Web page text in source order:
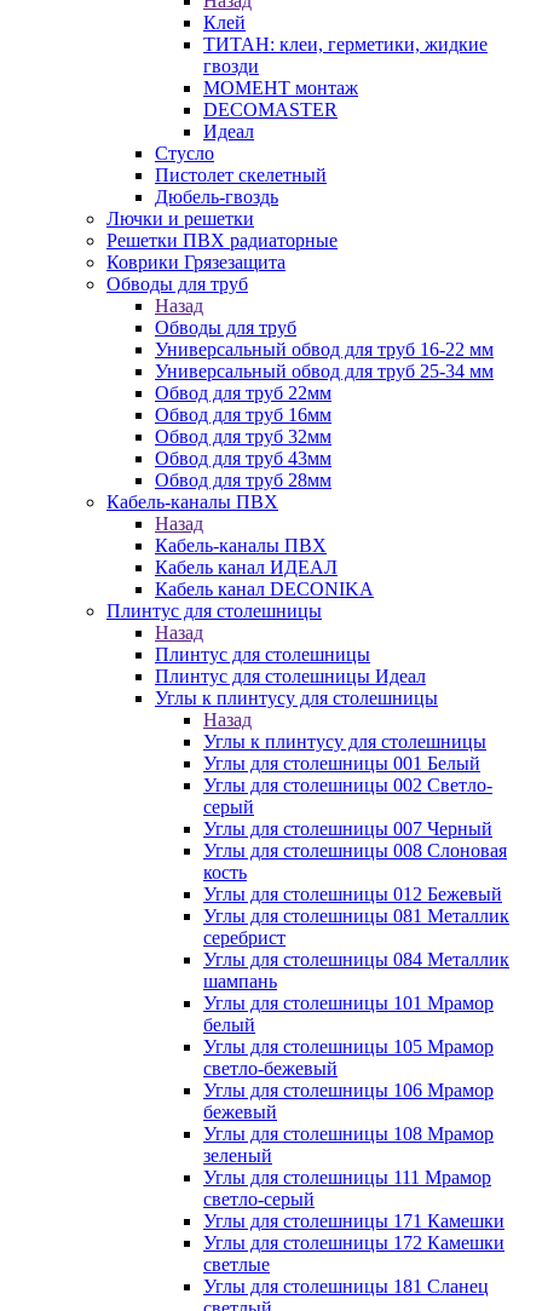
Клей
ТИТАН: клеи, герметики, жидкие
гвозди
МОМЕНТ монтаж
DECOMASTER
Идеал
Стусло
Пистолет скелетный
Дюбель-гвоздь
Лючки и решетки
Решетки ПВХ радиаторные
Коврики Грязезащита
Обводы для труб
Назад
Обводы для труб
Универсальный обвод для труб 16-22 мм
Универсальный обвод для труб 25-34 мм
Обвод для труб 22мм
Обвод для труб 16мм
Обвод для труб 32мм
Обвод для труб 43мм
Обвод для труб 28мм
Кабель-каналы ПВХ
Назад
Кабель-каналы ПВХ
Кабель канал ИДЕАЛ
Кабель канал DECONIKA
Плинтус для столешницы
Назад
Плинтус для столешницы
Плинтус для столешницы Идеал
Углы к плинтусу для столешницы
Назад
Углы к плинтусу для столешницы
Углы для столешницы 001 Белый
Углы для столешницы 002 Светло-
серый
Углы для столешницы 007 Черный
Углы для столешницы 008 Слоновая
кость
Углы для столешницы 012 Бежевый
Углы для столешницы 081 Металлик
серебрист
Углы для столешницы 084 Металлик
шампань
Углы для столешницы 101 Мрамор
белый
Углы для столешницы 105 Мрамор
светло-бежевый
Углы для столешницы 106 Мрамор
бежевый
Углы для столешницы 108 Мрамор
зеленый
Углы для столешницы 111 Мрамор
светло-серый
Углы для столешницы 171 Камешки
Углы для столешницы 172 Камешки
светлые
Углы для столешницы 181 Сланец